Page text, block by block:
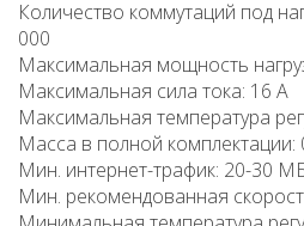
Количество коммутаций под
000
Максимальная мощность
Максимальная сила тока: 16 А
Максимальная температура
Масса в полной комплектации:
Мин. интернет-трафик: 20-30
Мин. рекомендованная